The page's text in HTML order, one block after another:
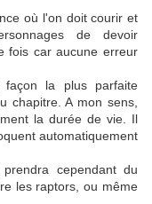
où l'on doit courir et
de devoir
fois car aucune erreur
la plus parfaite
chapitre. A mon sens,
la durée de vie. Il
automatiquement
cependant du
les raptors, ou même